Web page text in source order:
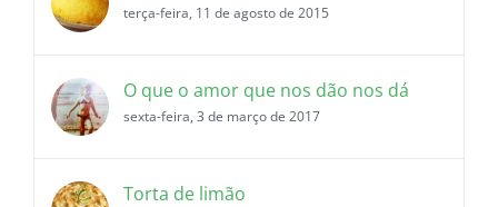
terça-feira, 11 de agosto de 2015
O que o amor que nos dão nos dá
sexta-feira, 3 de março de 2017
Torta de limão